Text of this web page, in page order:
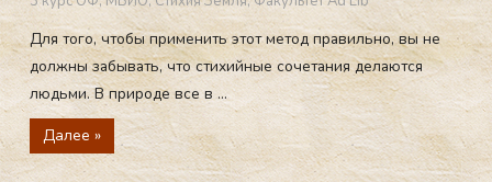
Для того, чтобы применить этот метод правильно, вы не
должны забывать, что стихийные сочетания делаются
людьми. В природе все в ...
Далее »